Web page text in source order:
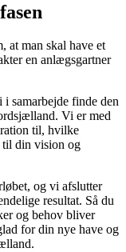
at man skal have et
en anlægsgartner
samarbejde finde den
Vi er med
til, hvilke
til din vision og
og vi afslutter
resultat. Så du
og behov bliver
for din nye have og